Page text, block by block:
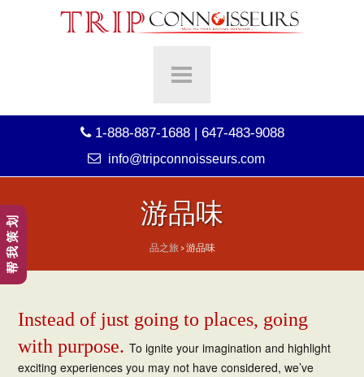
1-888-887-1688 | 647-483-9088
info@tripconnoisseurs.com
游品味
品之旅 >游品味
Instead of just going to places, going
with purpose.To ignite your imagination and highlight
exciting experiences you may not have considered, we’ve
帮 我 策 划